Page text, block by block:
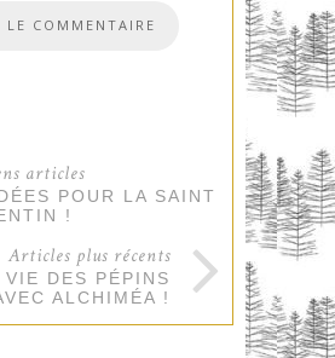
articles
POUR LA SAINT
!
Articles plus récents
VIE DES PÉPINS
ALCHIMÉA !